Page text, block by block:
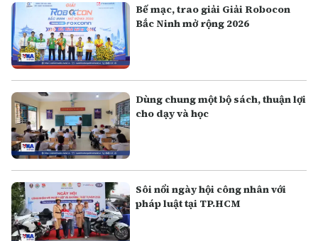
Bế mạc, trao giải Giải Robocon
Bắc Ninh mở rộng 2026
Dùng chung một bộ sách, thuận lợi
cho dạy và học
Sôi nổi ngày hội công nhân với
pháp luật tại TP.HCM